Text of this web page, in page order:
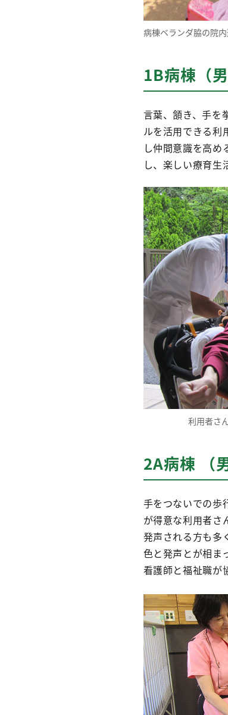
病棟ベランダ脇の院
1B病棟（
言葉、頷き、手を
ルを活用できる利
し仲間意識を高め
し、楽しい療育生
利用者さ
2A病棟 （
手をつないでの歩
が得意な利用者さ
発声される方も多
色と発声とが相ま
看護師と福祉職が